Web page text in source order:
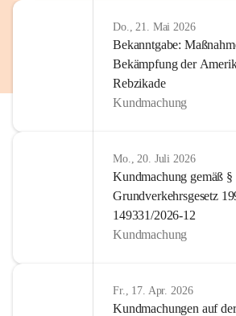
Do., 21. Mai 2026
Bekanntgabe:
Bekämpfung der
Rebzikade
Kundmachung
Mo., 20. Juli 2026
Kundmachung gemäß
Grundverkehrsgesetz
149331/2026-12
Kundmachung
Fr., 17. Apr. 2026
Kundmachungen auf